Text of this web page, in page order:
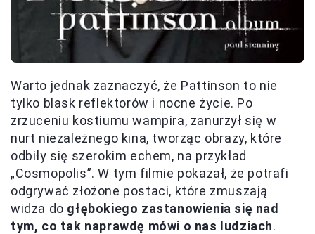
Warto jednak zaznaczyć, że Pattinson to nie
tylko blask reflektorów i nocne życie. Po
zrzuceniu kostiumu wampira, zanurzył się w
nurt niezależnego kina, tworząc obrazy, które
odbiły się szerokim echem, na przykład
„Cosmopolis”. W tym filmie pokazał, że potrafi
odgrywać złożone postaci, które zmuszają
widza do głębokiego zastanowienia się nad
tym, co tak naprawdę mówi o nas ludziach.